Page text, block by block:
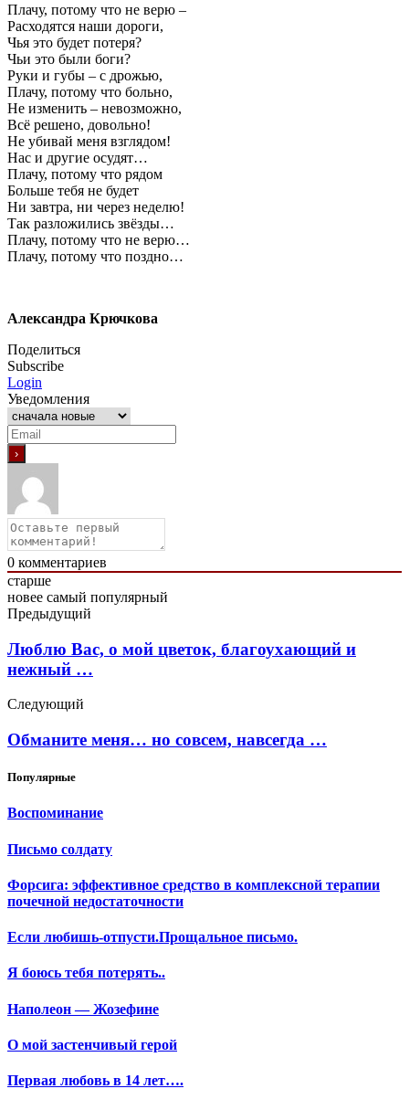
Плачу, потому что не верю –
Расходятся наши дороги,
Чья это будет потеря?
Чьи это были боги?
Руки и губы – с дрожью,
Плачу, потому что больно,
Не изменить – невозможно,
Всё решено, довольно!
Не убивай меня взглядом!
Нас и другие осудят…
Плачу, потому что рядом
Больше тебя не будет
Ни завтра, ни через неделю!
Так разложились звёзды…
Плачу, потому что не верю…
Плачу, потому что поздно…
Александра Крючкова
Поделиться
Subscribe
Login
Уведомления
0 комментариев
старше
новее самый популярный
Предыдущий
Люблю Вас, о мой цветок, благоухающий и
нежный …
Следующий
Обманите меня… но совсем, навсегда …
Популярные
Воспоминание
Письмо солдату
Форсига: эффективное средство в комплексной терапии
почечной недостаточности
Если любишь-отпусти.Прощальное письмо.
Я боюсь тебя потерять..
Наполеон — Жозефине
О мой застенчивый герой
Первая любовь в 14 лет….